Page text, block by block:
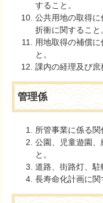
すること。
公共用地の取得
折衝に関すること
用地取得の補償
と。
課内の経理及び庶
管理係
所管事業に係る関
公園、児童遊園、
と。
道路、街路灯、駐
長寿命化計画に関